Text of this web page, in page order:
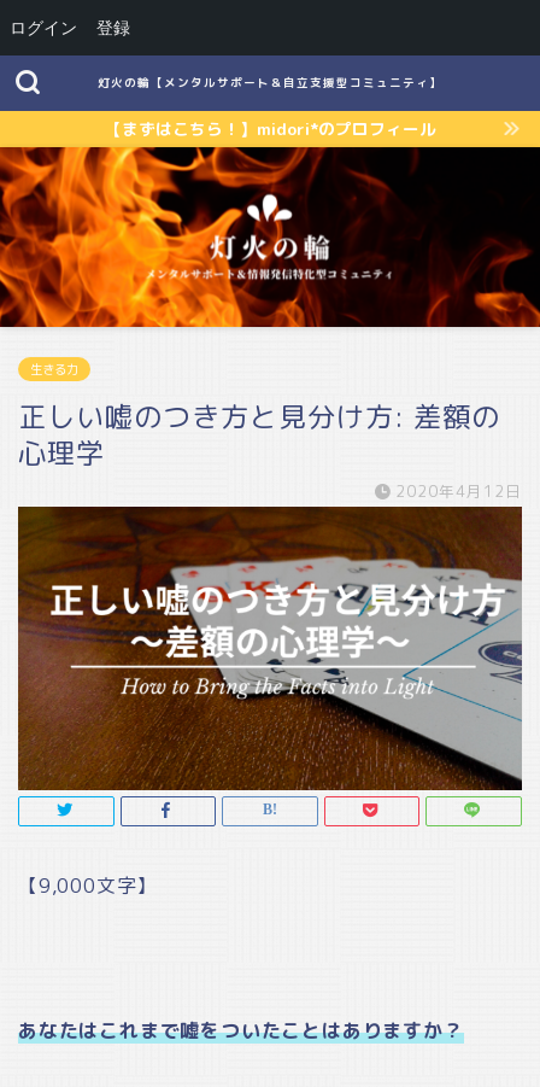
灯火の輪【メンタルサポート＆自立支援型コミュニティ】
【まずはこちら！】midori*のプロフィール
生きる力
正しい嘘のつき方と見分け方: 差額の
心理学
2020年4月12日
【9,000文字】
あなたはこれまで嘘をついたことはありますか？
ログイン 登録